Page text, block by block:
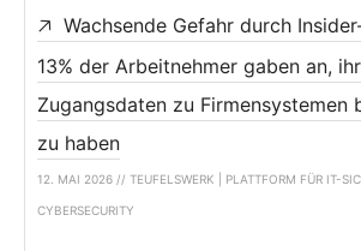
Wachsende Gefahr durch
13% der Arbeitnehmer gaben an,
Zugangsdaten zu Firmensystemen
zu haben
12. MAI 2026 // TEUFELSWERK | PLATTFORM FÜR IT-
CYBERSECURITY